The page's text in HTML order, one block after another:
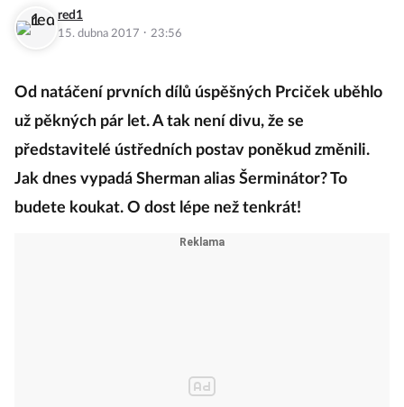
red1
15. dubna 2017 · 23:56
Od natáčení prvních dílů úspěšných Prciček uběhlo
už pěkných pár let. A tak není divu, že se
představitelé ústředních postav poněkud změnili.
Jak dnes vypadá Sherman alias Šerminátor? To
budete koukat. O dost lépe než tenkrát!